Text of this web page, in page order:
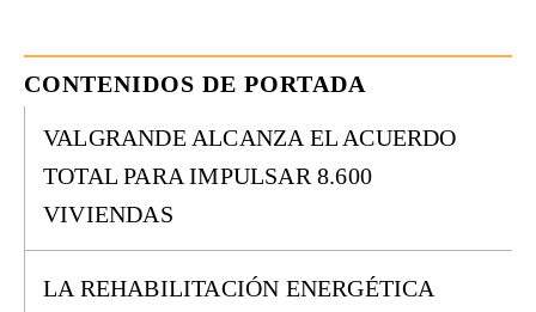
CONTENIDOS DE PORTADA
VALGRANDE ALCANZA EL ACUERDO
TOTAL PARA IMPULSAR 8.600
VIVIENDAS
LA REHABILITACIÓN ENERGÉTICA